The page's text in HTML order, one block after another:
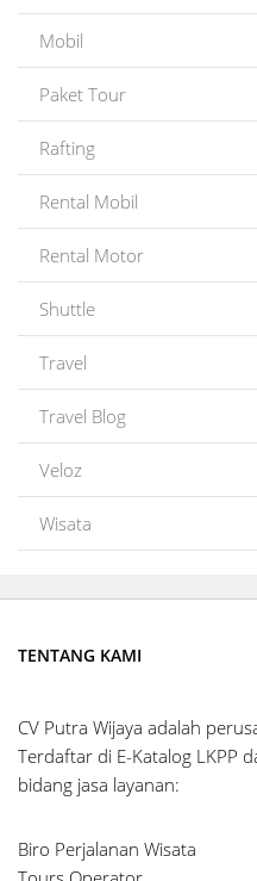
Mobil
Paket Tour
Rafting
Rental Mobil
Rental Motor
Shuttle
Travel
Travel Blog
Veloz
Wisata
TENTANG KAMI
CV Putra Wijaya adalah
Terdaftar di E-Katalog LKPP
bidang jasa layanan:
Biro Perjalanan Wisata